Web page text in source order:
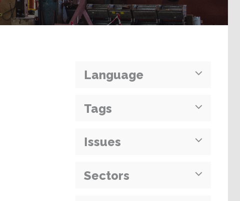
Language
Tags
Issues
Sectors